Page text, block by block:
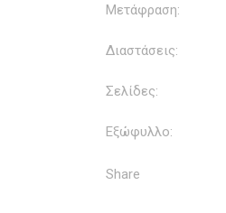
Μετάφραση:
Διαστάσεις:
Σελίδες:
Εξώφυλλο:
Share